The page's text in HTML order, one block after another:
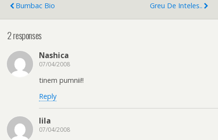
Bumbac Bio
Greu De Inteles..
2 responses
Nashica
07/04/2008
tinem pumnii!!
Reply
lila
07/04/2008